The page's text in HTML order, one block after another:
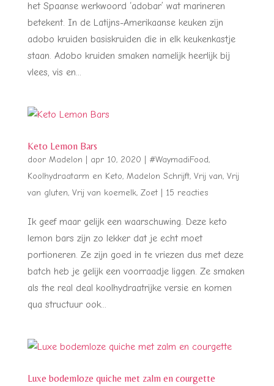
het Spaanse werkwoord ‘adobar’ wat marineren
betekent. In de Latijns-Amerikaanse keuken zijn
adobo kruiden basiskruiden die in elk keukenkastje
staan. Adobo kruiden smaken namelijk heerlijk bij
vlees, vis en...
Keto Lemon Bars
door Madelon apr 10, 2020 #WaymadiFood,
Koolhydraatarm en Keto, Madelon Schrijft, Vrij van, Vrij
van gluten, Vrij van koemelk, Zoet| 15 reacties
Ik geef maar gelijk een waarschuwing. Deze keto
lemon bars zijn zo lekker dat je echt moet
portioneren. Ze zijn goed in te vriezen dus met deze
batch heb je gelijk een voorraadje liggen. Ze smaken
als the real deal koolhydraatrijke versie en komen
qua structuur ook...
Luxe bodemloze quiche met zalm en courgette